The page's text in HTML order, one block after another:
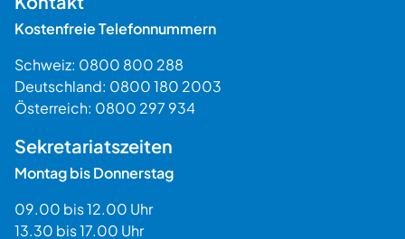
Kostenfreie Telefonnummern
Schweiz: 0800 800 288
Deutschland: 0800 180 2003
Österreich: 0800 297 934
Sekretariatszeiten
Montag bis Donnerstag
09.00 bis 12.00 Uhr
13.30 bis 17.00 Uhr